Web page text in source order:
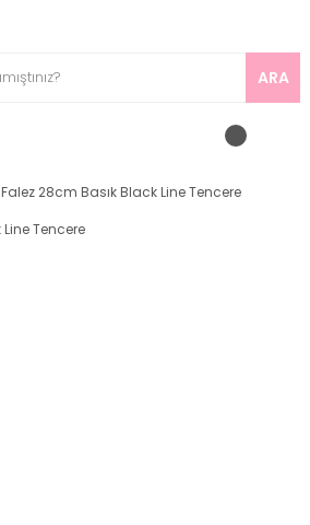
ARA
Falez 28cm Basık Black Line Tencere